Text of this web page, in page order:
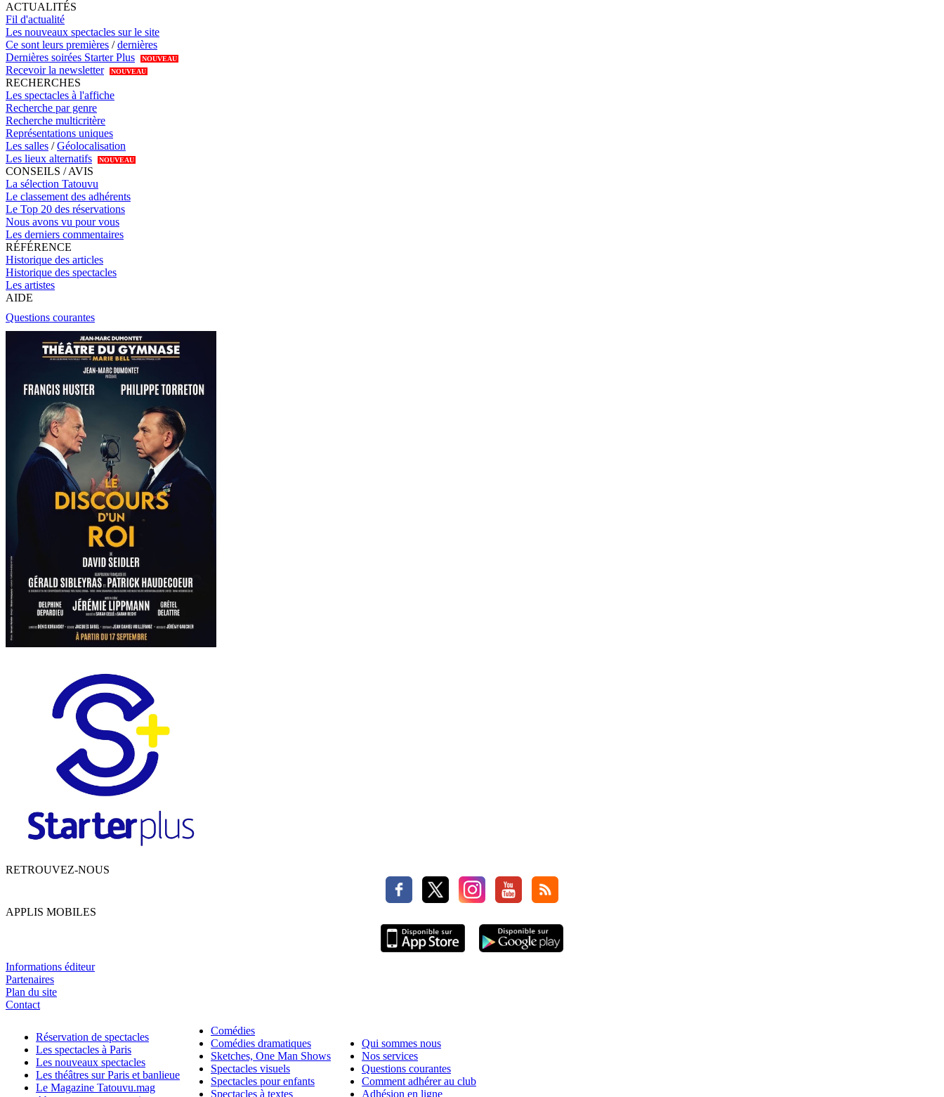
ACTUALITÉS
Fil d'actualité
Les nouveaux spectacles sur le site
Ce sont leurs premières /dernières
Dernières soirées Starter Plus
NOUVEAU
Recevoir la newsletter NOUVEAU
RECHERCHES
Les spectacles à l'affiche
Recherche par genre
Recherche multicritère
Représentations uniques
Les salles /Géolocalisation
Les lieux alternatifs
NOUVEAU
CONSEILS / AVIS
La sélection Tatouvu
Le classement des adhérents
Le Top 20 des réservations
Nous avons vu pour vous
Les derniers commentaires
RÉFÉRENCE
Historique des articles
Historique des spectacles
Les artistes
AIDE
Questions courantes
RETROUVEZ-NOUS
APPLIS MOBILES
Informations éditeur
Partenaires
Plan du site
Contact
Réservation de spectacles
Les spectacles à Paris
Les nouveaux spectacles
Les théâtres sur Paris et banlieue
Le Magazine Tatouvu.mag
Comédies
Comédies dramatiques
Sketches, One Man Shows
Spectacles visuels
Spectacles pour enfants
Spectacles à textes
Qui sommes nous
Nos services
Questions courantes
Comment adhérer au club
Adhésion en ligne